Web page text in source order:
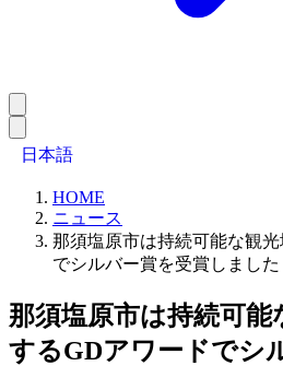
日本語
HOME
ニュース
那須塩原市は持続可能な観
でシルバー賞を受賞しました
那須塩原市は持続可能
するGDアワードでシ